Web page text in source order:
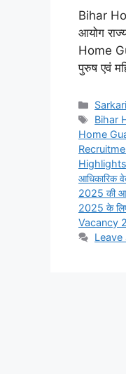
Bihar
आयोग
Home
पुरुष एवं
Tags
Bihar
Home
Highlights
आधिकारिक
2025 की
2025 के
Vacancy